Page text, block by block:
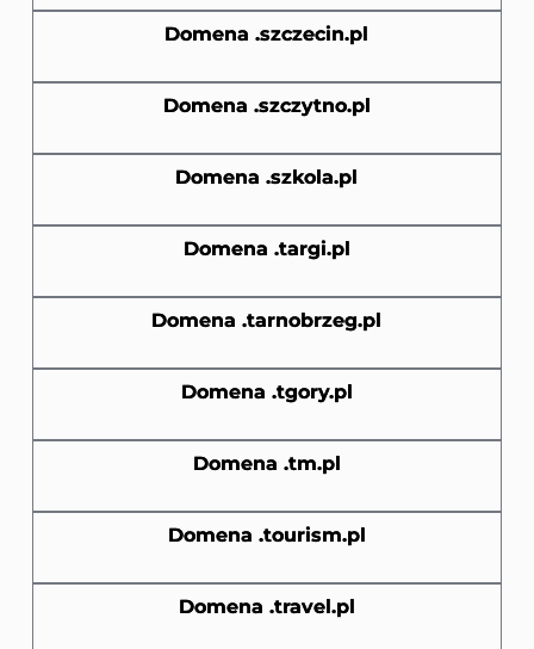
Domena .szczecin.pl
Domena .szczytno.pl
Domena .szkola.pl
Domena .targi.pl
Domena .tarnobrzeg.pl
Domena .tgory.pl
Domena .tm.pl
Domena .tourism.pl
Domena .travel.pl